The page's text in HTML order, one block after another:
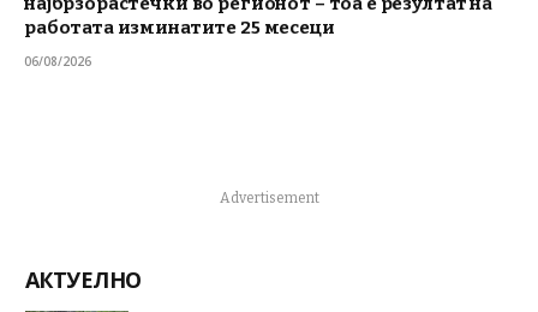
работата изминатите 25 месеци
06/08/2026
Advertisement
АКТУЕЛНО